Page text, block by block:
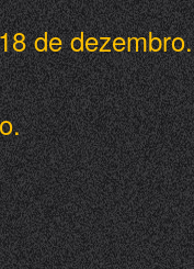
de dezembro.